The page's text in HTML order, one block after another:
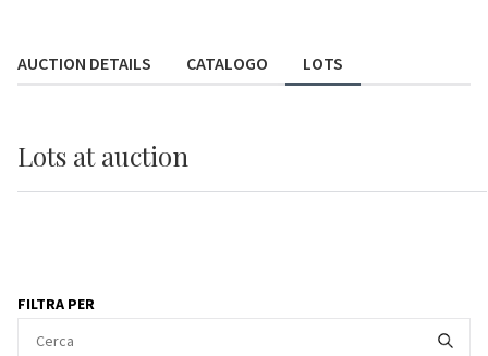
AUCTION DETAILS CATALOGO LOTS
Lots at auction
FILTRA PER